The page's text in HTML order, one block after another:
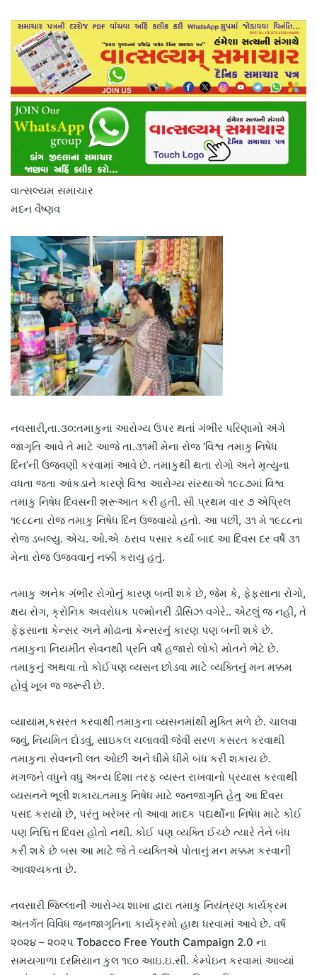
વાત્સલ્યમ સમાચાર
મદન વૈષ્ણવ
નવસારી,તા.૩૦:તમાકુના આરોગ્ય ઉપર થતાં ગંભીર પરિણામો અંગે
જાગૃતિ આવે તે માટે આજે તા.૩૧મી મેના રોજ ‘વિશ્વ તમાકુ નિષેધ
દિન’ની ઉજવણી કરવામાં આવે છે. તમાકુથી થતા રોગો અને મૃત્યુના
વધતા જતા આંકડાને કારણે વિશ્વ આરોગ્ય સંસ્થાએ ૧૯૮૭માં વિશ્વ
તમાકુ નિષેધ દિવસની શરૂઆત કરી હતી. સૌ પ્રથમ વાર ૭ એપ્રિલ
૧૯૮૮ના રોજ તમાકુ નિષેધ દિન ઉજવાયો હતો. આ પછી, ૩૧ મે ૧૯૮૮ના
રોજ ડબલ્યુ. એચ. ઓ.એ ઠરાવ પસાર કર્યા બાદ આ દિવસ દર વર્ષે ૩૧
મેના રોજ ઉજવવાનું નક્કી કરાયુ હતું.
તમાકુ અનેક ગંભીર રોગોનું કારણ બની શકે છે, જેમ કે, ફેફસાના રોગો,
ક્ષય રોગ, ક્રોનિક અવરોધક પલ્મોનરી ડીસિઝ વગેરે.. એટલું જ નહીં, તે
ફેફસાના કેન્સર અને મોઢાના કેન્સરનું કારણ પણ બની શકે છે.
તમાકુના નિયમીત સેવનથી પ્રતિ વર્ષે હજારો લોકો મોતને ભેટે છે.
તમાકુનું અથવા તો કોઈપણ વ્યસન છોડવા માટે વ્યક્તિનું મન મક્કમ
હોવું ખૂબ જ જરૂરી છે.
વ્યાયામ,કસરત કરવાથી તમાકુના વ્યસનમાંથી મુક્તિ મળે છે. ચાલવા
જવું, નિયમિત દોડવું, સાઇકલ ચલાવવી જેવી સરળ કસરત કરવાથી
તમાકુના સેવનની લત ઓછી અને ધીમે ધીમે બંધ કરી શકાય છે.
મગજને વધુને વધુ અન્ય દિશા તરફ વ્યસ્ત રાખવાનો પ્રયાસ કરવાથી
વ્યસનને ભૂલી શકાય.તમાકુ નિષેધ માટે જનજાગૃતિ હેતુ આ દિવસ
પસંદ કરાયો છે, પરંતુ ખરેખર તો આવા માદક પદાર્થોના નિષેધ માટે કોઈ
પણ નિશ્ચિત્ત દિવસ હોતો નથી. કોઈ પણ વ્યક્તિ ઈચ્છે ત્યારે તેને બંધ
કરી શકે છે બસ આ માટે જે તે વ્યક્તિએ પોતાનું મન મક્કમ કરવાની
આવશ્યકતા છે.
નવસારી જિલ્લાની આરોગ્ય શાખા દ્વારા તમાકુ નિયંત્રણ કાર્યક્રમ
અંતર્ગત વિવિધ જનજાગૃતિના કાર્યક્રમો હાથ ધરવામાં આવે છે. વર્ષ
૨૦૨૪ – ૨૦૨૫ Tobacco Free Youth Campaign 2.0 ના
સમયગાળા દરમિયાન કુલ ૧૬૦ આઇ.ઇ.સી. કેમ્પેઇન કરવામાં આવ્યાં